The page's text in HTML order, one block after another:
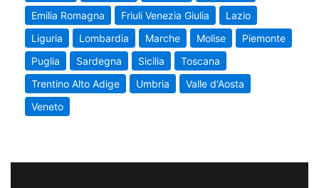
Emilia Romagna
Friuli Venezia Giulia
Lazio
Liguria
Lombardia Marche Molise
Piemonte
Puglia
Sardegna Sicilia
Toscana
Trentino Alto Adige
Umbria
Valle d'Aosta
Veneto